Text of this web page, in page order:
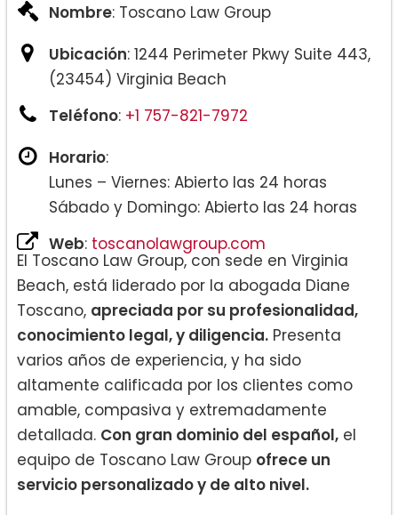
Nombre: Toscano Law Group
Ubicación: 1244 Perimeter Pkwy Suite 443,
(23454) Virginia Beach
Teléfono: +1 757-821-7972
Horario:
Lunes – Viernes: Abierto las 24 horas
Sábado y Domingo: Abierto las 24 horas
Web: toscanolawgroup.com
El Toscano Law Group, con sede en Virginia
Beach, está liderado por la abogada Diane
Toscano, apreciada por su profesionalidad,
conocimiento legal, y diligencia. Presenta
varios años de experiencia, y ha sido
altamente calificada por los clientes como
amable, compasiva y extremadamente
detallada. Con gran dominio del español, el
equipo de Toscano Law Group ofrece un
servicio personalizado y de alto nivel.